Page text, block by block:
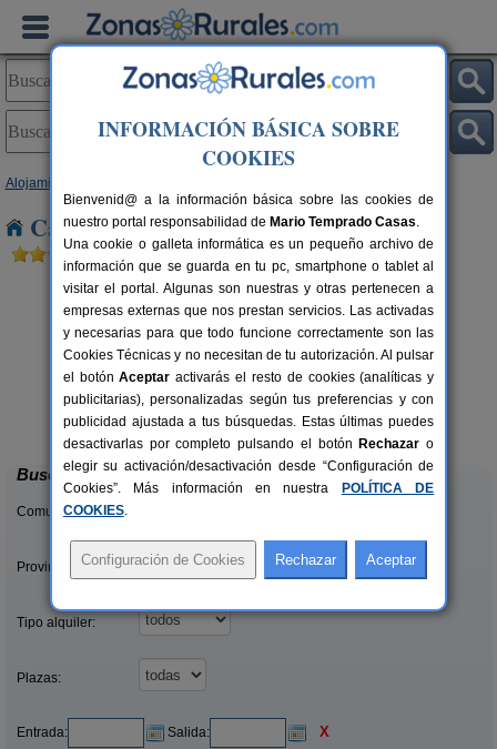
Alojamientos
Casas Rurales cerca de Can Noguera
19-23+2 pers.
desde33 €
Can Fontanelles
Castellfollit del Boix (Barcelona)
Buscar
Comunidades:
Provincias/Islas:
Tipo alquiler:
Plazas:
Entrada: Salida: X
INFORMACIÓN BÁSICA SOBRE
COOKIES
Bienvenid@ a la información básica sobre las cookies de
nuestro portal responsabilidad de Mario Temprado Casas.
Una cookie o galleta informática es un pequeño archivo de
información que se guarda en tu pc, smartphone o tablet al
visitar el portal. Algunas son nuestras y otras pertenecen a
empresas externas que nos prestan servicios. Las activadas
y necesarias para que todo funcione correctamente son las
Cookies Técnicas y no necesitan de tu autorización. Al pulsar
el botónAceptar activarás el resto de cookies (analíticas y
publicitarias), personalizadas según tus preferencias y con
publicidad ajustada a tus búsquedas. Estas últimas puedes
desactivarlas por completo pulsando el botón Rechazar o
elegir su activación/desactivación desde “Configuración de
Cookies”. Más información en nuestra
POLÍTICA DE
COOKIES.